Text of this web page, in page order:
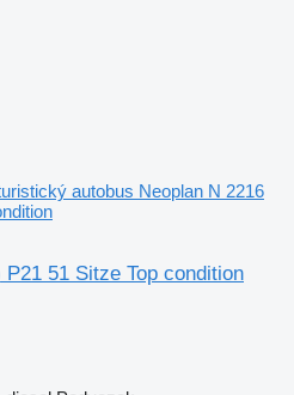
autobus Neoplan N 2216
51 Sitze Top condition